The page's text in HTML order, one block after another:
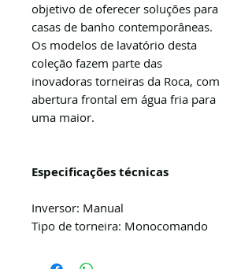
objetivo de oferecer soluções para
casas de banho contemporâneas.
Os modelos de lavatório desta
coleção fazem parte das
inovadoras torneiras da Roca, com
abertura frontal em água fria para
uma maior.
Especificações técnicas
Inversor: Manual
Tipo de torneira: Monocomando